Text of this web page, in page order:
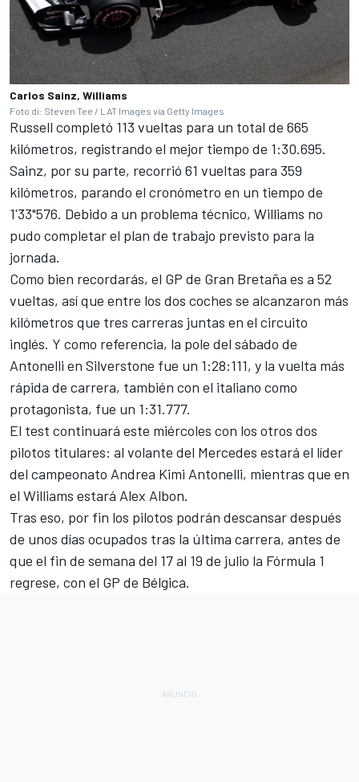
Carlos Sainz, Williams
Foto di: Steven Tee / LAT Images via Getty Images
Russell completó 113 vueltas para un total de 665
kilómetros, registrando el mejor tiempo de 1:30.695.
Sainz, por su parte, recorrió 61 vueltas para 359
kilómetros, parando el cronómetro en un tiempo de
1'33"576. Debido a un problema técnico, Williams no
pudo completar el plan de trabajo previsto para la
jornada.
Como bien recordarás, el GP de Gran Bretaña es a 52
vueltas, así que entre los dos coches se alcanzaron más
kilómetros que tres carreras juntas en el circuito
inglés. Y como referencia, la pole del sábado de
Antonelli en Silverstone fue un 1:28:111, y la vuelta más
rápida de carrera, también con el italiano como
protagonista, fue un 1:31.777.
El test continuará este miércoles con los otros dos
pilotos titulares: al volante del Mercedes estará el líder
del campeonato Andrea Kimi Antonelli, mientras que en
el Williams estará Alex Albon.
Tras eso, por fin los pilotos podrán descansar después
de unos días ocupados tras la última carrera, antes de
que el fin de semana del 17 al 19 de julio la Fórmula 1
regrese, con el GP de Bélgica.